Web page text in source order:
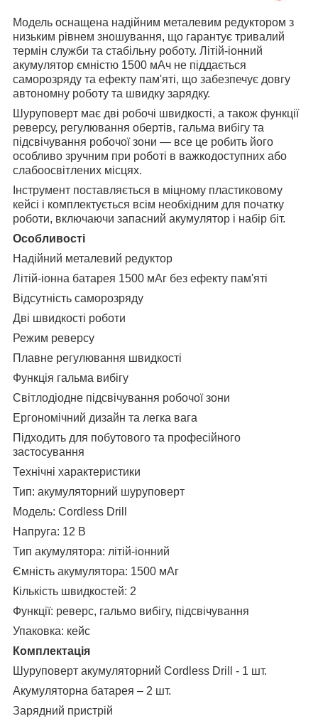
Модель оснащена надійним металевим редуктором з
низьким рівнем зношування, що гарантує тривалий
термін служби та стабільну роботу. Літій-іонний
акумулятор ємністю 1500 мАч не піддається
саморозряду та ефекту пам'яті, що забезпечує довгу
автономну роботу та швидку зарядку.
Шуруповерт має дві робочі швидкості, а також функції
реверсу, регулювання обертів, гальма вибігу та
підсвічування робочої зони — все це робить його
особливо зручним при роботі в важкодоступних або
слабоосвітлених місцях.
Інструмент поставляється в міцному пластиковому
кейсі і комплектується всім необхідним для початку
роботи, включаючи запасний акумулятор і набір біт.
Особливості
Надійний металевий редуктор
Літій-іонна батарея 1500 мАг без ефекту пам'яті
Відсутність саморозряду
Дві швидкості роботи
Режим реверсу
Плавне регулювання швидкості
Функція гальма вибігу
Світлодіодне підсвічування робочої зони
Ергономічний дизайн та легка вага
Підходить для побутового та професійного
застосування
Технічні характеристики
Тип: акумуляторний шуруповерт
Модель: Cordless Drill
Напруга: 12 В
Тип акумулятора: літій-іонний
Ємність акумулятора: 1500 мАг
Кількість швидкостей: 2
Функції: реверс, гальмо вибігу, підсвічування
Упаковка: кейс
Комплектація
Шуруповерт акумуляторний Cordless Drill - 1 шт.
Акумуляторна батарея – 2 шт.
Зарядний пристрій